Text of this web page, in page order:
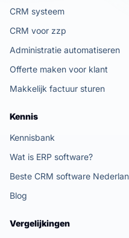
CRM systeem
CRM voor zzp
Administratie automatiseren
Offerte maken voor klant
Makkelijk factuur sturen
Kennis
Kennisbank
Wat is ERP software?
Beste CRM software
Blog
Vergelijkingen